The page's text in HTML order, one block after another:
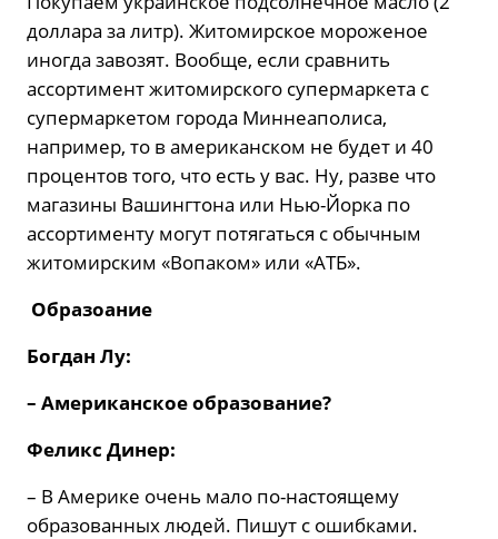
доллара за литр). Житомирское мороженое
иногда завозят. Вообще, если сравнить
ассортимент житомирского супермаркета с
супермаркетом города Миннеаполиса,
например, то в американском не будет и 40
процентов того, что есть у вас. Ну, разве что
магазины Вашингтона или Нью-Йорка по
ассортименту могут потягаться с обычным
житомирским «Вопаком» или «АТБ».
Образоание
Богдан Лу:
– Американское образование?
Феликс Динер:
– В Америке очень мало по-настоящему
образованных людей. Пишут с ошибками.